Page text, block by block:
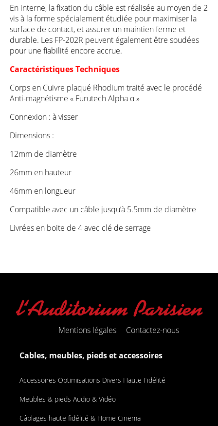
En interne, la fixation du câble est réalisée au moyen de 2
vis à la forme spécialement étudiée pour maximiser la
surface de contact, et assurer un maintien ferme et
durable. Les FP-202R peuvent également être soudées
pour une fiabilité encore accrue.
Caractéristiques Techniques
Corps en Cuivre plaqué Rhodium traité avec le procédé
Anti-magnétisme « Furutech Alpha α »
Connexion : à visser
Dimensions :
12mm de diamètre
26mm en hauteur
46mm en longueur
Compatible avec un câble jusqu’à 5.5mm de diamètre
Livrées en boite de 4 avec clé de serrage
Mentions légales Contactez-nous
Cables, meubles, pieds et accessoires
Accessoires Optimisations Divers Haute Fidélité
Meubles & pieds Audio & Vidéo
Câblages haute fidélité & Home Cinema